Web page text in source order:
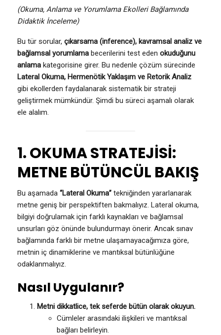
(Okuma, Anlama ve Yorumlama Ekolleri Bağlamında
Didaktik İnceleme)
Bu tür sorular, çıkarsama (inference), kavramsal analiz ve
bağlamsal yorumlama becerilerini test eden okuduğunu
anlama kategorisine girer. Bu nedenle çözüm sürecinde
Lateral Okuma, Hermenötik Yaklaşım ve Retorik Analiz
gibi ekollerden faydalanarak sistematik bir strateji
geliştirmek mümkündür. Şimdi bu süreci aşamalı olarak
ele alalım.
1. OKUMA STRATEJİSİ:
METNE BÜTÜNCÜL BAKIŞ
Bu aşamada “Lateral Okuma” tekniğinden yararlanarak
metne geniş bir perspektiften bakmalıyız. Lateral okuma,
bilgiyi doğrulamak için farklı kaynakları ve bağlamsal
unsurları göz önünde bulundurmayı önerir. Ancak sınav
bağlamında farklı bir metne ulaşamayacağımıza göre,
metnin iç dinamiklerine ve mantıksal bütünlüğüne
odaklanmalıyız.
Nasıl Uygulanır?
Metni dikkatlice, tek seferde bütün olarak okuyun.
Cümleler arasındaki ilişkileri ve mantıksal
bağları belirleyin.